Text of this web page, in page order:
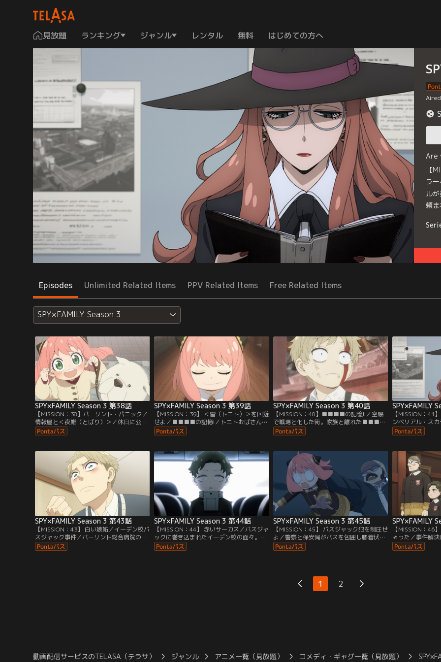
見放題 ランキング ジャンル レンタル 無料 はじめての方へ
Are
【
ラ
ル
頼
Episodes Unlimited Related Items PPV Related Items Free Related Items
SPY×FAMILY Season 3
SPY×FAMILY Season 3 第38話
【MISSION：38】バーリント・パニック／
情報屋と＜夜帷（とばり）＞／休日に公園
を訪れたフォージャー家。ご機嫌でアイス
を頬張るアーニャだったが、ボンドの未来
み取り大慌て。なんとかロイドたちを現場
へ連れていくと、作業員が重機を操り暴走
しはじめて……。／フィオナは＜WISE（ワ
イズ）＞の任務を受け…。
SPY×FAMILY Season 3 第39話
【MISSION：39】 ＜雷（トニト）＞を回避
せよ／■■■■の記憶I／トニトおばさんの
持ち物検査が実施されることに。／トニト
のショックで倒れたロイドは夢で幼少期を
SPY×FAMILY Season 3 第40話
【MISSION：40】■■■■の記憶II／空爆
で戦場と化した街。家族と離れた■■■■
は軍に入隊し戦場へ。ある夜、オスタニア
兵のフランキーと出会い…。
SPY×FAMILY
【MISSION：41
ンペリアル・ス
訪問予定のウェ
覚し…／ある日ア
SPY×FAMILY Season 3 第43話
【MISSION：43】 白い嫉妬／イーデン校バ
スジャック事件／バーリント総合病院の診
療部部長・ジェラルドは、優秀で人望のあ
るロイドに立場を奪われたと嫉妬し、あの
SPY×FAMILY Season 3 第44話
【MISSION：44】 赤いサーカス／バスジャ
ックに巻き込まれたイーデン校の面々。周
囲が怯える中、アーニャは犯人の心を読ん
でバスの行き先を突き止める。ベッキーの
SPY×FAMILY Season 3 第45話
【MISSION：45】 バスジャック犯を制圧せ
よ／警察と保安局がバスを包囲し膠着状態
が続く中、駆け付けたヘンダーソンが生徒
たちに食糧を届けるためバスの中へ。状況
SPY×FAMILY
【MISSION：46
ゃった／事件解
（ステラ）＞を
初めての＜星（
1 2
動画配信サービスのTELASA（テラサ） ジャンル アニメ一覧（見放題） コメディ・ギャグ一覧（見放題）